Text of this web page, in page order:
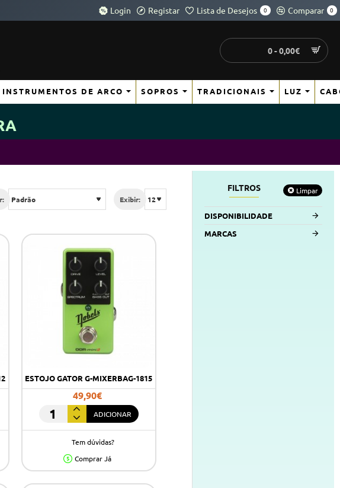
Login Registar Lista de Desejos 0 Comparar 0
0 - 0,00€
INSTRUMENTOS DE ARCO SOPROS TRADICIONAIS LUZ
Exibir:
ESTOJO GATOR G-MIXERBAG-1815
49,90€
ESTOJO
GATOR
MIXERBAG-
1815
ADICIONAR
Tem dúvidas?
Comprar Já
FILTROS Limpar
DISPONIBILIDADE
MARCAS